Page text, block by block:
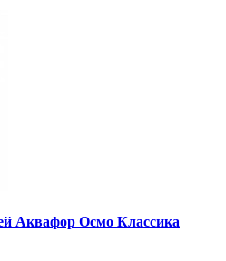
Аквафор Осмо Классика